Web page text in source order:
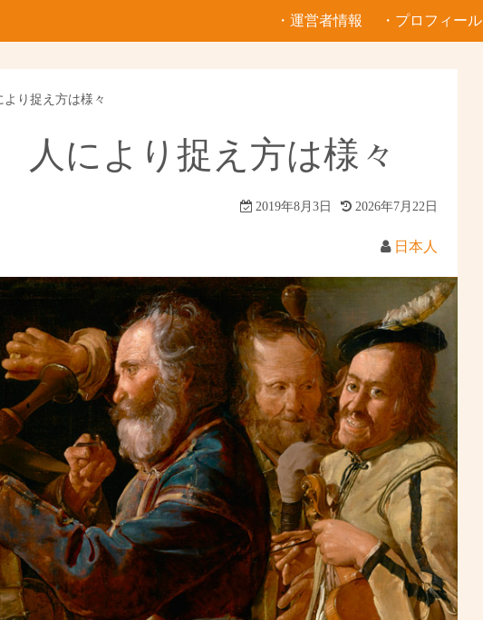
・運営者情報 ・プロフィール
より捉え方は様々
人により捉え方は様々
2019年8月3日 2026年7月22日
日本人